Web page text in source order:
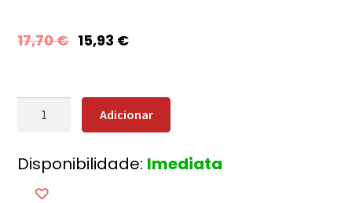
17,70€ 15,93 €
Quantidade
Perfeitas
Adicionar
Disponibilidade: Imediata